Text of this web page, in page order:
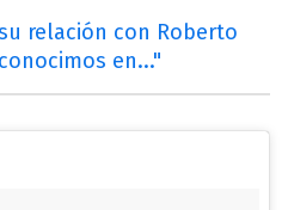
relación con Roberto
en..."